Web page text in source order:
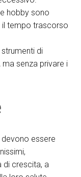
hobby sono
il tempo trascorso
di
senza privare i
essere
di crescita, a